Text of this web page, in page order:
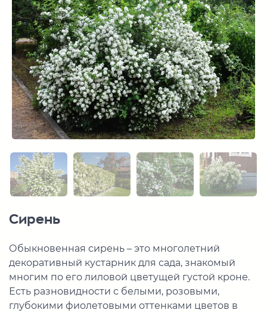
Сирень
Обыкновенная сирень – это многолетний
декоративный кустарник для сада, знакомый
многим по его лиловой цветущей густой кроне.
Есть разновидности с белыми, розовыми,
глубокими фиолетовыми оттенками цветов в